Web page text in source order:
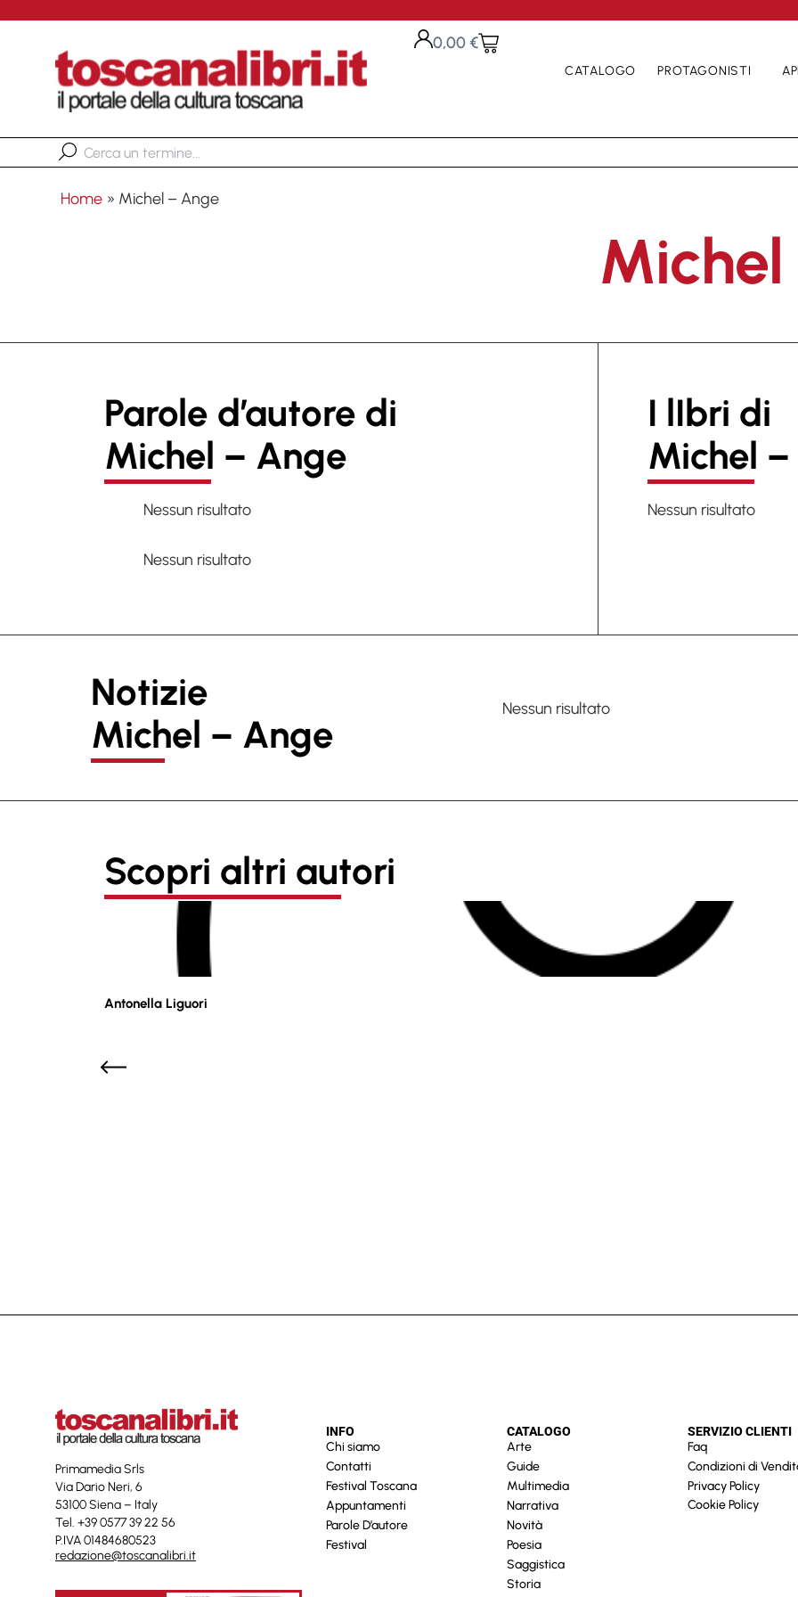
0,00€
CATALOGO PROTAGONISTI
Home » Michel – Ange
Parole d’autore di
Michel – Ange
Nessun risultato
Nessun risultato
I lIbri di
Michel
Nessun risultato
Notizie
Michel – Ange
Nessun risultato
Scopri altri autori
Antonella Liguori
Primamedia Srls
Via Dario Neri, 6
53100 Siena – Italy
Tel. +39 0577 39 22 56
P.IVA 01484680523
redazione@toscanalibri.it
INFO
Chi siamo
Contatti
Festival Toscana
Appuntamenti
Parole D’autore
Festival
CATALOGO
Arte
Guide
Multimedia
Narrativa
Novità
Poesia
Saggistica
Storia
SERVIZIO CLIENTI
Faq
Condizioni di
Privacy Policy
Cookie Policy